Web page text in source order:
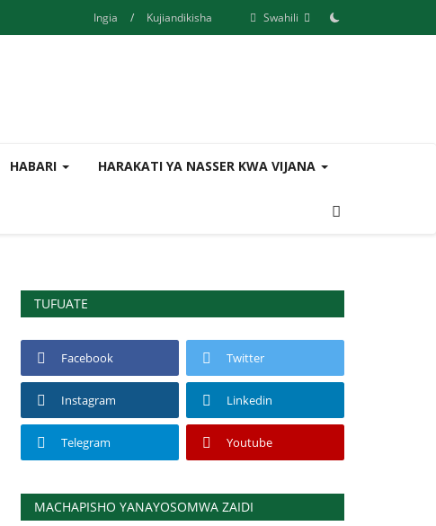
Ingia / Kujiandikisha Swahili
HABARI HARAKATI YA NASSER KWA VIJANA
TUFUATE
Facebook Twitter
Instagram Linkedin
Telegram Youtube
MACHAPISHO YANAYOSOMWA ZAIDI